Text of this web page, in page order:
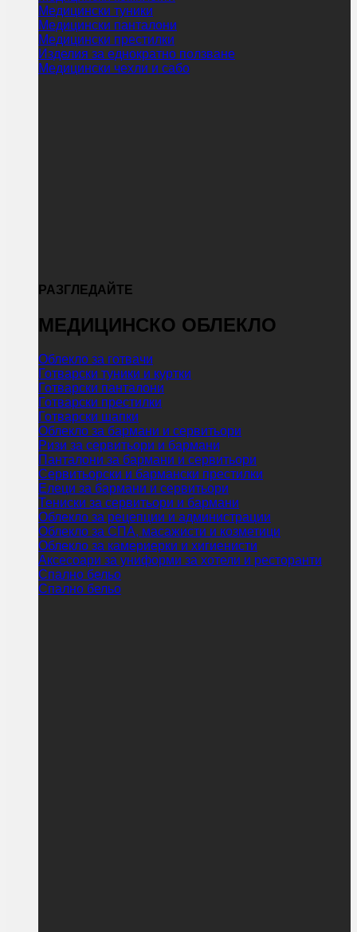
Медицински туники
Медицински панталони
Медицински престилки
Изделия за еднократно ползване
Медицински чехли и сабо
РАЗГЛЕДАЙТЕ
МЕДИЦИНСКО ОБЛЕКЛО
Облекло за готвачи
Готварски туники и куртки
Готварски панталони
Готварски престилки
Готварски шапки
Облекло за бармани и сервитьори
Ризи за сервитьори и бармани
Панталони за бармани и сервитьори
Сервитьорски и бармански престилки
Елеци за бармани и сервитьори
Тениски за сервитьори и бармани
Облекло за рецепции и администрации
Облекло за СПА, масажисти и козметици
Облекло за камериерки и хигиенисти
Аксесоари за униформи за хотели и ресторанти
Спално бельо
Спално бельо